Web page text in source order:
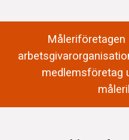
Måleriföretagen
medlemsföretag